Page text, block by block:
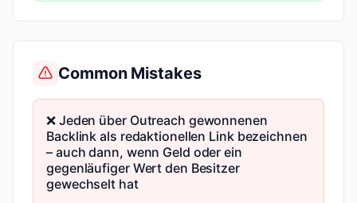
Common Mistakes
❌ Jeden über Outreach gewonnenen
Backlink als redaktionellen Link bezeichnen
– auch dann, wenn Geld oder ein
gegenläufiger Wert den Besitzer
gewechselt hat